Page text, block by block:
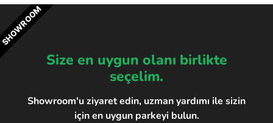
Size en uygun olanı birlikte
seçelim.
Showroom'u ziyaret edin, uzman yardımı ile sizin
için en uygun parkeyi bulun.
SHOWROOM